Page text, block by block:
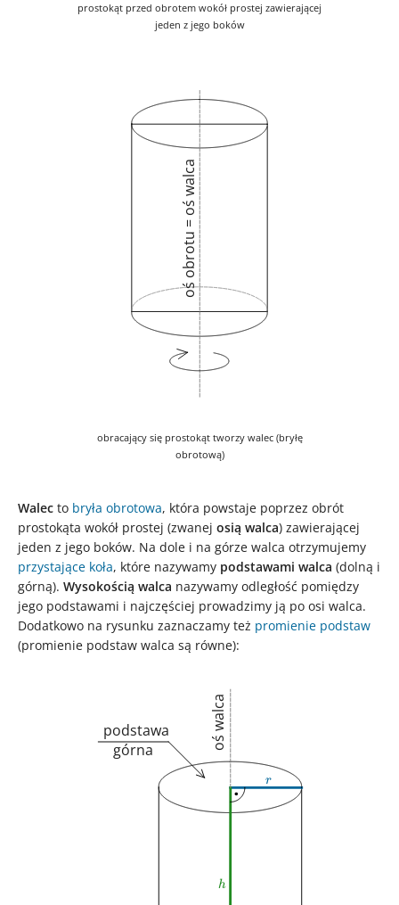
prostokąt przed obrotem wokół prostej zawierającej
jeden z jego boków
oś obrotu = oś walca
obracający się prostokąt tworzy walec (bryłę
obrotową)
Walec to bryła obrotowa, która powstaje poprzez obrót
prostokąta wokół prostej (zwanej osią walca) zawierającej
jeden z jego boków. Na dole i na górze walca otrzymujemy
przystające koła, które nazywamy podstawami walca (dolną i
górną). Wysokością walca nazywamy odległość pomiędzy
jego podstawami i najczęściej prowadzimy ją po osi walca.
Dodatkowo na rysunku zaznaczamy też promienie podstaw
(promienie podstaw walca są równe):
oś walca
podstawa
górna
r
r
h
h